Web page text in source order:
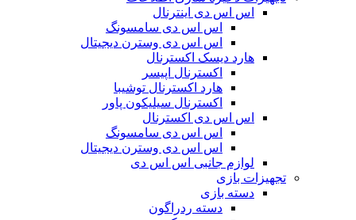
اس اس دی اینترنال
اس اس دی سامسونگ
اس اس دی وسترن دیجیتال
هارد دیسک اکسترنال
اکسترنال اپیسر
هارد اکسترنال توشیبا
اکسترنال سیلیکون پاور
اس اس دی اکسترنال
اس اس دی سامسونگ
اس اس دی وسترن دیجیتال
لوازم جانبی اس اس دی
تجهیزات بازی
دسته بازی
دسته ردراگون